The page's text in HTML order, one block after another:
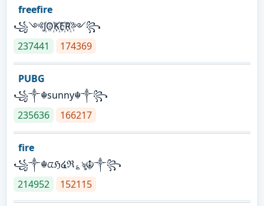
freefire
꧁༺J꙰O꙰K꙰E꙰R꙰༻꧂
237441
174369
PUBG
꧁༒☬sunny☬༒꧂
235636
166217
fire
꧁༒☬ᤂℌ໔ℜ؏ৡ☬༒꧂
214952
152115